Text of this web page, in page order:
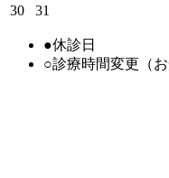
30
31
●休診日
○診療時間変更（